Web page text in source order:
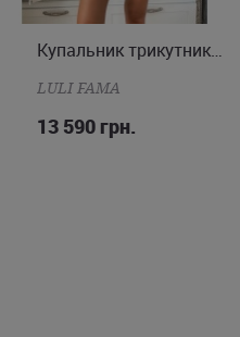
XS S M L Купальник трикутник і бразиліана
LULI FAMA
13 590 грн.